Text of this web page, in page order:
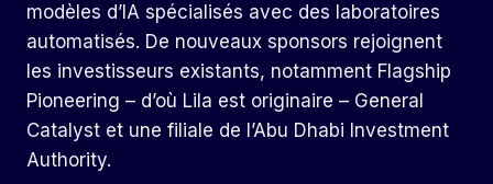
modèles d’IA spécialisés avec des laboratoires
automatisés. De nouveaux sponsors rejoignent
les investisseurs existants, notamment Flagship
Pioneering – d’où Lila est originaire – General
Catalyst et une filiale de l’Abu Dhabi Investment
Authority.